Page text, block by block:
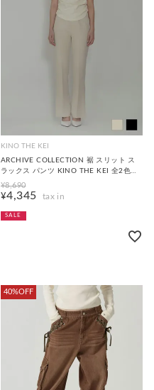
KINO THE KEI
ARCHIVE COLLECTION 裾 スリット ス
ラックス パンツ KINO THE KEI 全2色｜
ktk711-0010【1】
¥8,690
¥4,345
SALE
40%OFF